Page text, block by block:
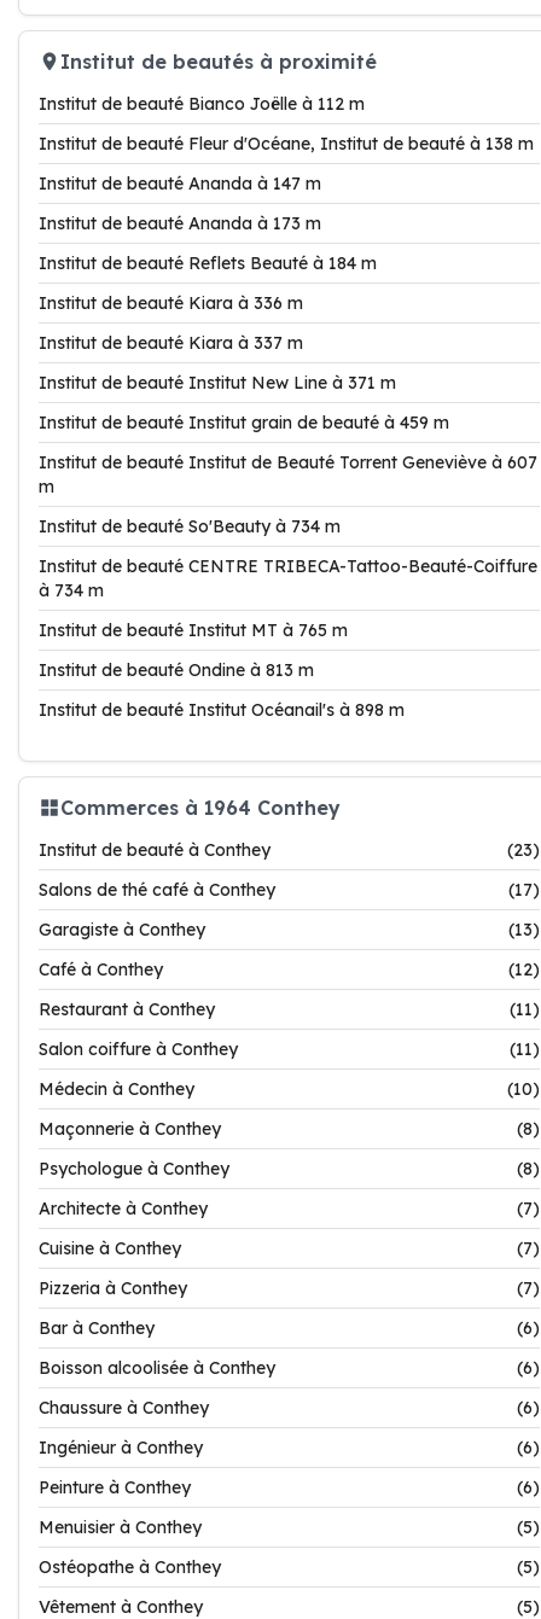
Institut de beautés à proximité
Institut de beauté Bianco Joëlle à 112 m
Institut de beauté Fleur d'Océane, Institut de beauté à 138 m
Institut de beauté Ananda à 147 m
Institut de beauté Ananda à 173 m
Institut de beauté Reflets Beauté à 184 m
Institut de beauté Kiara à 336 m
Institut de beauté Kiara à 337 m
Institut de beauté Institut New Line à 371 m
Institut de beauté Institut grain de beauté à 459 m
Institut de beauté Institut de Beauté Torrent Geneviève à 607
m
Institut de beauté So'Beauty à 734 m
Institut de beauté CENTRE TRIBECA-Tattoo-Beauté-Coiffure
à 734 m
Institut de beauté Institut MT à 765 m
Institut de beauté Ondine à 813 m
Institut de beauté Institut Océanail's à 898 m
Commerces à 1964 Conthey
Institut de beauté à Conthey
(23)
Salons de thé café à Conthey
(17)
Garagiste à Conthey
(13)
Café à Conthey
(12)
Restaurant à Conthey
(11)
Salon coiffure à Conthey
(11)
Médecin à Conthey
(10)
Maçonnerie à Conthey
(8)
Psychologue à Conthey
(8)
Architecte à Conthey
(7)
Cuisine à Conthey
(7)
Pizzeria à Conthey
(7)
Bar à Conthey
(6)
Boisson alcoolisée à Conthey
(6)
Chaussure à Conthey
(6)
Ingénieur à Conthey
(6)
Peinture à Conthey
(6)
Menuisier à Conthey
(5)
Ostéopathe à Conthey
(5)
Vêtement à Conthey
(5)